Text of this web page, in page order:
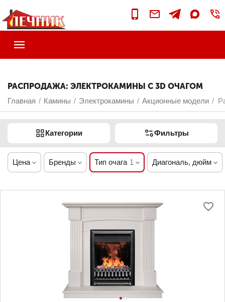
РАСПРОДАЖА: ЭЛЕКТРОКАМИНЫ С 3D ОЧАГОМ
Главная / Камины / Электрокамины / Акционные модели /
Категории Фильтры
Цена Бренды Тип очага 1 Диагональ, дюйм